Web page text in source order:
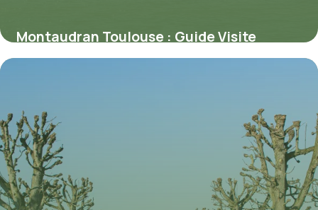
Montaudran Toulouse : Guide Visite
Aéropostale